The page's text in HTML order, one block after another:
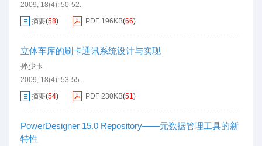
2009, 18(4): 50-52.
摘要(58) PDF 196KB(66)
立体车库的刷卡通讯系统设计与实现
孙少玉
2009, 18(4): 53-55.
摘要(54) PDF 230KB(51)
PowerDesigner 15.0 Repository——元数据管理工具的新
特性